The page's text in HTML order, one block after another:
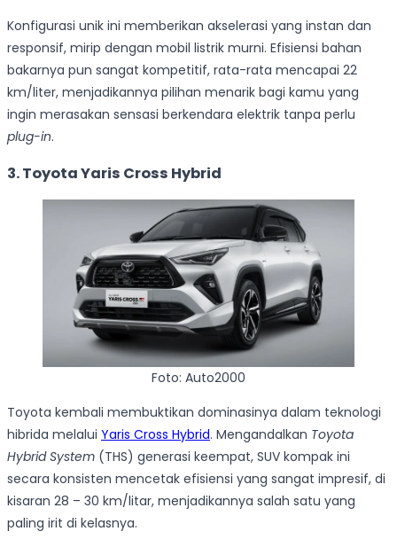
Konfigurasi unik ini memberikan akselerasi yang instan dan
responsif, mirip dengan mobil listrik murni. Efisiensi bahan
bakarnya pun sangat kompetitif, rata-rata mencapai 22
km/liter, menjadikannya pilihan menarik bagi kamu yang
ingin merasakan sensasi berkendara elektrik tanpa perlu
plug-in.
3. Toyota Yaris Cross Hybrid
Foto: Auto2000
Toyota kembali membuktikan dominasinya dalam teknologi
hibrida melalui Yaris Cross Hybrid. Mengandalkan Toyota
Hybrid System (THS) generasi keempat, SUV kompak ini
secara konsisten mencetak efisiensi yang sangat impresif, di
kisaran 28 – 30 km/litar, menjadikannya salah satu yang
paling irit di kelasnya.